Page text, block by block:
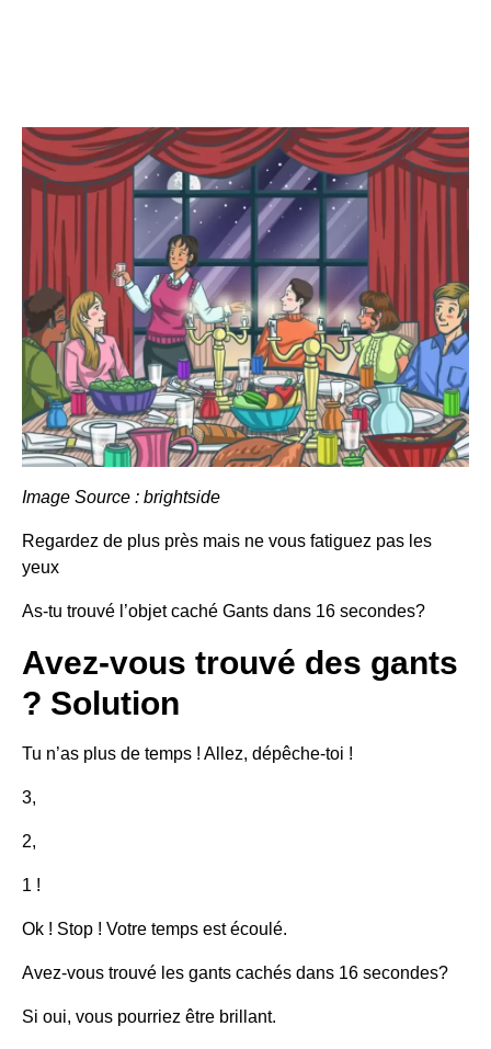
Image Source : brightside
Regardez de plus près mais ne vous fatiguez pas les
yeux
As-tu trouvé l’objet caché Gants dans 16 secondes?
Avez-vous trouvé des gants
? Solution
Tu n’as plus de temps ! Allez, dépêche-toi !
3,
2,
1 !
Ok ! Stop ! Votre temps est écoulé.
Avez-vous trouvé les gants cachés dans 16 secondes?
Si oui, vous pourriez être brillant.